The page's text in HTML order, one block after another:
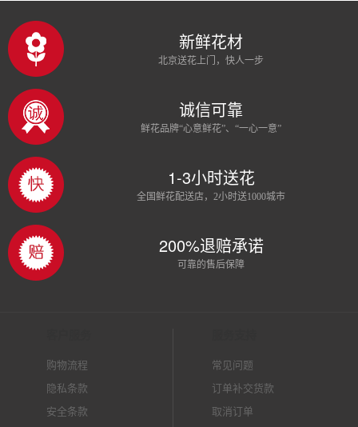
新鲜花材
北京送花上门，快人一步
诚信可靠
鲜花品牌“心意鲜花”、“一心一意”
1-3小时送花
全国鲜花配送店，2小时送1000城市
200%退赔承诺
可靠的售后保障
购物流程
隐私条款
安全条款
常见问题
订单补交货款
取消订单